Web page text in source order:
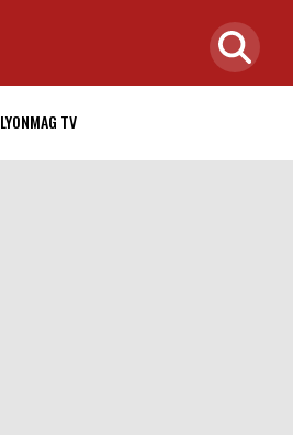
LYONMAG TV